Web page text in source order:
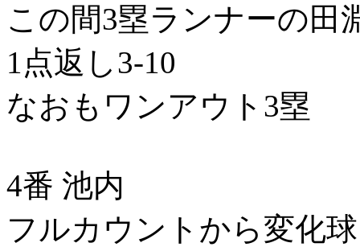
この間3塁ランナーの田
1点返し3-10
なおもワンアウト3塁
4番 池内
フルカウントから変化